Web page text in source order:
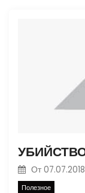
От 07.07.2018
Полезное